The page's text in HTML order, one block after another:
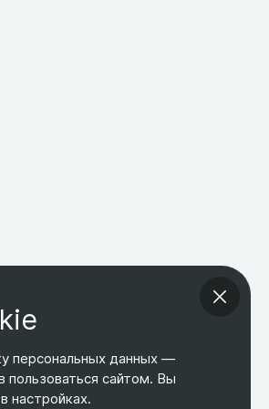
ПОЧТА АДРЕС
Москва, Гаражная 8
персональных данных —
пользоваться сайтом. Вы
настройках.